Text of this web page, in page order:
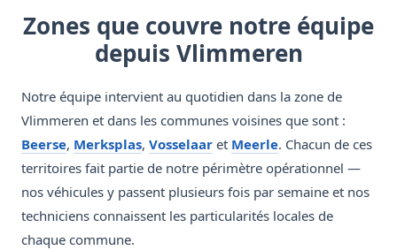
Zones que couvre notre équipe
depuis Vlimmeren
Notre équipe intervient au quotidien dans la zone de
Vlimmeren et dans les communes voisines que sont :
Beerse, Merksplas, Vosselaar et Meerle. Chacun de ces
territoires fait partie de notre périmètre opérationnel —
nos véhicules y passent plusieurs fois par semaine et nos
techniciens connaissent les particularités locales de
chaque commune.